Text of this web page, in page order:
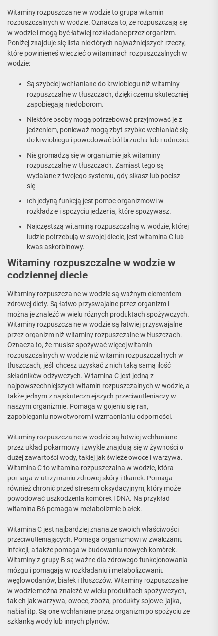
Witaminy rozpuszczalne w wodzie to grupa witamin
rozpuszczalnych w wodzie. Oznacza to, że rozpuszczają się
w wodzie i mogą być łatwiej rozkładane przez organizm.
Poniżej znajduje się lista niektórych najważniejszych rzeczy,
które powinieneś wiedzieć o witaminach rozpuszczalnych w
wodzie:
Są szybciej wchłaniane do krwiobiegu niż witaminy
rozpuszczalne w tłuszczach, dzięki czemu skuteczniej
zapobiegają niedoborom.
Niektóre osoby mogą potrzebować przyjmować je z
jedzeniem, ponieważ mogą zbyt szybko wchłaniać się
do krwiobiegu i powodować ból brzucha lub nudności.
Nie gromadzą się w organizmie jak witaminy
rozpuszczalne w tłuszczach. Zamiast tego są
wydalane z twojego systemu, gdy sikasz lub pocisz
się.
Ich jedyną funkcją jest pomoc organizmowi w
rozkładzie i spożyciu jedzenia, które spożywasz.
Najczęstszą witaminą rozpuszczalną w wodzie, której
ludzie potrzebują w swojej diecie, jest witamina C lub
kwas askorbinowy.
Witaminy rozpuszczalne w wodzie w
codziennej diecie
Witaminy rozpuszczalne w wodzie są ważnym elementem
zdrowej diety. Są łatwo przyswajalne przez organizm i
można je znaleźć w wielu różnych produktach spożywczych.
Witaminy rozpuszczalne w wodzie są łatwiej przyswajalne
przez organizm niż witaminy rozpuszczalne w tłuszczach.
Oznacza to, że musisz spożywać więcej witamin
rozpuszczalnych w wodzie niż witamin rozpuszczalnych w
tłuszczach, jeśli chcesz uzyskać z nich taką samą ilość
składników odżywczych. Witamina C jest jedną z
najpowszechniejszych witamin rozpuszczalnych w wodzie, a
także jednym z najskuteczniejszych przeciwutleniaczy w
naszym organizmie. Pomaga w gojeniu się ran,
zapobieganiu nowotworom i wzmacnianiu odporności.
Witaminy rozpuszczalne w wodzie są łatwiej wchłaniane
przez układ pokarmowy i zwykle znajdują się w żywności o
dużej zawartości wody, takiej jak świeże owoce i warzywa.
Witamina C to witamina rozpuszczalna w wodzie, która
pomaga w utrzymaniu zdrowej skóry i tkanek. Pomaga
również chronić przed stresem oksydacyjnym, który może
powodować uszkodzenia komórek i DNA. Na przykład
witamina B6 pomaga w metabolizmie białek.
Witamina C jest najbardziej znana ze swoich właściwości
przeciwutleniających. Pomaga organizmowi w zwalczaniu
infekcji, a także pomaga w budowaniu nowych komórek.
Witaminy z grupy B są ważne dla zdrowego funkcjonowania
mózgu i pomagają w rozkładaniu i metabolizowaniu
węglowodanów, białek i tłuszczów. Witaminy rozpuszczalne
w wodzie można znaleźć w wielu produktach spożywczych,
takich jak warzywa, owoce, zboża, produkty sojowe, jajka,
nabiał itp. Są one wchłaniane przez organizm po spożyciu ze
szklanką wody lub innych płynów.